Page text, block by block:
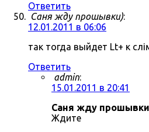
Ответить
Саня жду прошывки):
12.01.2011 в 06:06
так тогда выйдет Lt+ к
Ответить
admin:
15.01.2011 в 20:41
Саня жду
Ждите